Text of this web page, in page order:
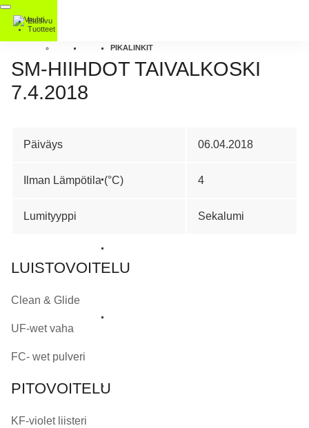
Etusivu
Tuotteet
PIKALINKIT
SM-HIIHDOT TAIVALKOSKI
7.4.2018
Päiväys 06.04.2018
Ilman Lämpötila (°C) 4
Lumityyppi Sekalumi
LUISTOVOITELU
Clean & Glide
UF-wet vaha
FC- wet pulveri
PITOVOITELU
KF-violet liisteri